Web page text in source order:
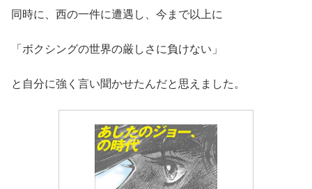
同時に、西の一件に遭遇し、今まで以上に
「ボクシングの世界の厳しさに負けない」
と自分に強く言い聞かせたんだと思えました。